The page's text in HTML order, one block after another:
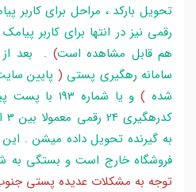
رقمی نیز در انتها برای کاربر
هم قابل مشاهده است) . بعد از
سامانه رهگیری پستی ( پایین
شده )
و یا شماره
به گیرنده تحویل داده میشن . این
فروشگاه خارج است و بستگی به
توجه به مشکلات عدیده پستی